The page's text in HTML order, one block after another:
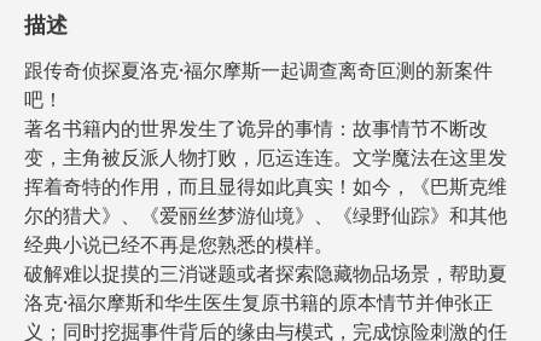
描述
跟传奇侦探夏洛克·福尔摩斯一起调查离奇叵测的新案件
吧！
著名书籍内的世界发生了诡异的事情：故事情节不断改
变，主角被反派人物打败，厄运连连。文学魔法在这里发
挥着奇特的作用，而且显得如此真实！如今，《巴斯克维
尔的猎犬》、《爱丽丝梦游仙境》、《绿野仙踪》和其他
经典小说已经不再是您熟悉的模样。
破解难以捉摸的三消谜题或者探索隐藏物品场景，帮助夏
洛克·福尔摩斯和华生医生复原书籍的原本情节并伸张正
义；同时挖掘事件背后的缘由与模式，完成惊险刺激的任